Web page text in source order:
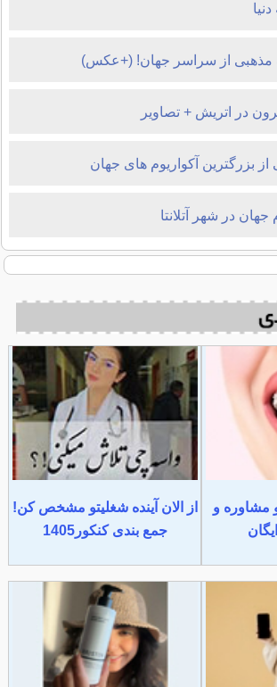
در اتریش + تصاویر
از بزرگترین آکواریوم های جهان
جهان در شهر آتلانتا
مشاوره و
از الان آینده شغلیتو مشخص کن!
جمع بندی کنکور1405